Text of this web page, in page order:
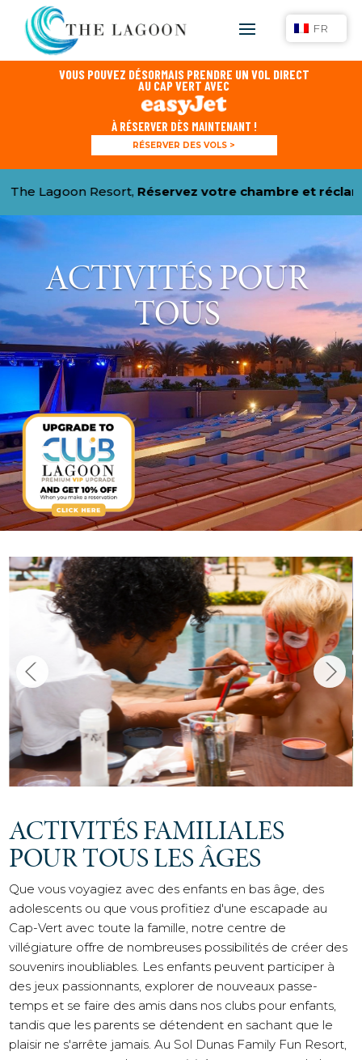
VOUS POUVEZ DÉSORMAIS PRENDRE UN VOL DIRECT
AU CAP VERT AVEC
À RÉSERVER DÈS MAINTENANT !
RÉSERVER DES VOLS >
Resort,Réservez votre chambre et réclamez
ACTIVITÉS POUR
TOUS
ACTIVITÉS FAMILIALES
POUR TOUS LES ÂGES
Que vous voyagiez avec des enfants en bas âge, des
adolescents ou que vous profitiez d'une escapade au
Cap-Vert avec toute la famille, notre centre de
villégiature offre de nombreuses possibilités de créer des
souvenirs inoubliables. Les enfants peuvent participer à
des jeux passionnants, explorer de nouveaux passe-
temps et se faire des amis dans nos clubs pour enfants,
tandis que les parents se détendent en sachant que le
plaisir ne s'arrête jamais. Au Sol Dunas Family Fun Resort,
FR